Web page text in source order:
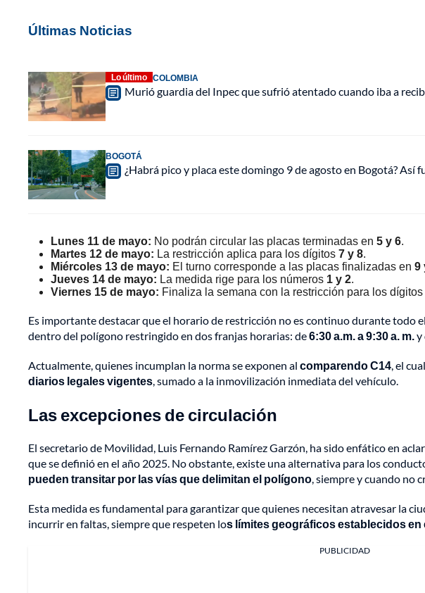
Últimas Noticias
Lo último COLOMBIA
Murió guardia del Inpec que sufrió atentado cuando iba a
BOGOTÁ
¿Habrá pico y placa este domingo 9 de agosto en Bogotá?
Lunes 11 de mayo: No podrán circular las placas terminadas en 5 y 6.
Martes 12 de mayo: La restricción aplica para los dígitos 7 y 8.
Miércoles 13 de mayo: El turno corresponde a las placas finalizadas en 9
Jueves 14 de mayo: La medida rige para los números 1 y 2.
Viernes 15 de mayo: Finaliza la semana con la restricción para los dígitos
Es importante destacar que el horario de restricción no es continuo durante todo
dentro del polígono restringido en dos franjas horarias: de6:30 a.m. a 9:30 a. m.y
Actualmente, quienes incumplan la norma se exponen al comparendo C14, el
diarios legales vigentes, sumado a la inmovilización inmediata del vehículo.
Las excepciones de circulación
El secretario de Movilidad, Luis Fernando Ramírez Garzón, ha sido enfático en
que se definió en el año 2025. No obstante, existe una alternativa para los
pueden transitar por las vías que delimitan el polígono, siempre y cuando no
Esta medida es fundamental para garantizar que quienes necesitan atravesar la
incurrir en faltas, siempre que respeten los límites geográficos establecidos
PUBLICIDAD